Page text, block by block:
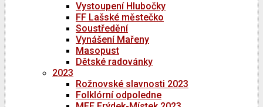
Vystoupení Hlubočky
FF Lašské městečko
Soustředění
Vynášení Mařeny
Masopust
Dětské radovánky
2023
Rožnovské slavnosti 2023
Folklórní odpoledne